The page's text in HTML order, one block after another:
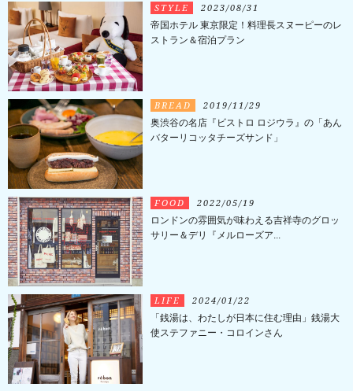
STYLE 2023/08/31
帝国ホテル 東京限定！料理長スヌーピーのレ
ストラン＆宿泊プラン
BREAD 2019/11/29
奥渋谷の名店『ビストロ ロジウラ』の「あん
バターリコッタチーズサンド」
FOOD 2022/05/19
ロンドンの雰囲気が味わえる吉祥寺のグロッ
サリー＆デリ『メルローズア...
LIFE 2024/01/22
「銭湯は、わたしが日本に住む理由」銭湯大
使ステファニー・コロインさん